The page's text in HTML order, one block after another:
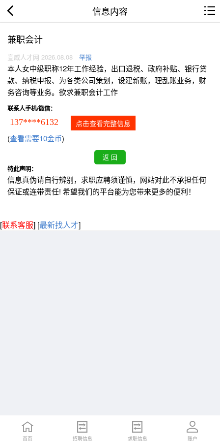
信息内容
兼职会计
宣威人才网 2026.08.08 举报
本人女中级职称12年工作经验，出口退税、政府补贴、银行贷
款、纳税申报、为各类公司策划，设建新账，理乱账业务，财
务咨询等业务。欲求兼职会计工作
联系人手机/微信：
137****6132 点击查看完整信息
(查看需要10金币)
特此声明：
信息真伪请自行辨别，求职应聘须谨慎，网站对此不承担任何
保证或连带责任! 希望我们的平台能为您带来更多的便利！
[联系客服] [最新找人才]
首页 招聘信息 求职信息 账户